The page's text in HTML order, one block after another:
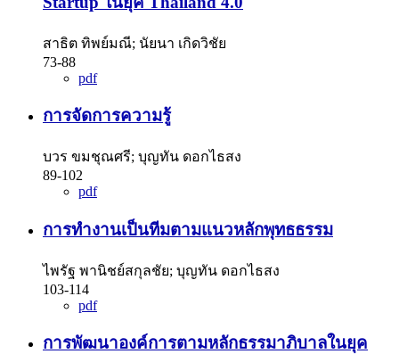
สาธิต ทิพย์มณี; นัยนา เกิดวิชัย
73-88
pdf
การจัดการความรู้
บวร ขมชุณศรี; บุญทัน ดอกไธสง
89-102
pdf
การทำงานเป็นทีมตามแนวหลักพุทธธรรม
ไพรัฐ พานิชย์สกุลชัย; บุญทัน ดอกไธสง
103-114
pdf
การพัฒนาองค์การตามหลักธรรมาภิบาลในยุค